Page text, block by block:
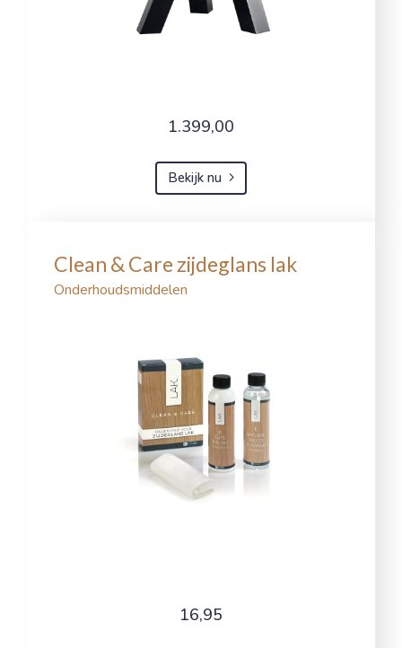
1.399,00
Bekijk nu
Clean & Care zijdeglans lak
Onderhoudsmiddelen
16,95